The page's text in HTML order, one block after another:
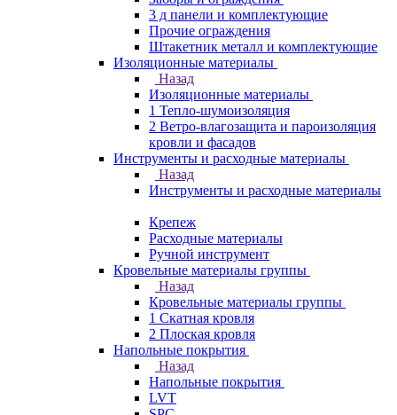
3 д панели и комплектующие
Прочие ограждения
Штакетник металл и комплектующие
Изоляционные материалы
Назад
Изоляционные материалы
1 Тепло-шумоизоляция
2 Ветро-влагозащита и пароизоляция
кровли и фасадов
Инструменты и расходные материалы
Назад
Инструменты и расходные материалы
Крепеж
Расходные материалы
Ручной инструмент
Кровельные материалы группы
Назад
Кровельные материалы группы
1 Скатная кровля
2 Плоская кровля
Напольные покрытия
Назад
Напольные покрытия
LVT